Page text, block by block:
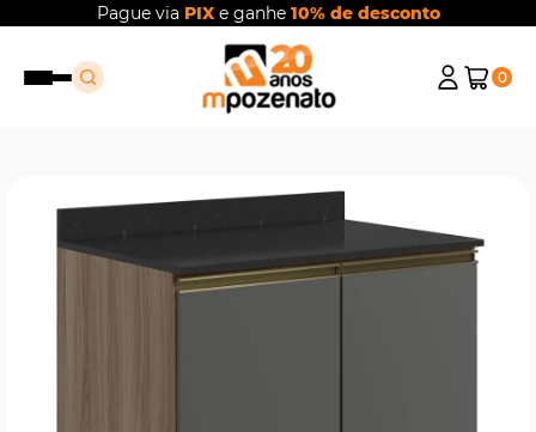
Pague via PIXe ganhe 10% de desconto
0